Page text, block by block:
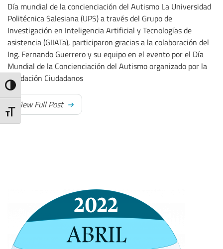
Toggle High Contrast
Toggle Font size
Día mundial de la concienciación del Autismo La Universidad
Politécnica Salesiana (UPS) a través del Grupo de
Investigación en Inteligencia Artificial y Tecnologías de
asistencia (GIIATa), participaron gracias a la colaboración del
Ing. Fernando Guerrero y su equipo en el evento por el Día
Mundial de la Concienciación del Autismo organizado por la
Fundación Ciudadanos
View Full Post